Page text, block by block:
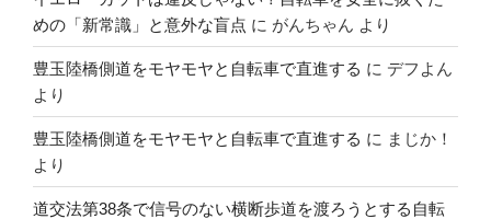
めの「新常識」と意外な盲点 に がんちゃん より
豊玉陸橋側道をモヤモヤと自転車で直進する に デフよん
より
豊玉陸橋側道をモヤモヤと自転車で直進する に まじか！
より
道交法第38条で信号のない横断歩道を渡ろうとする自転